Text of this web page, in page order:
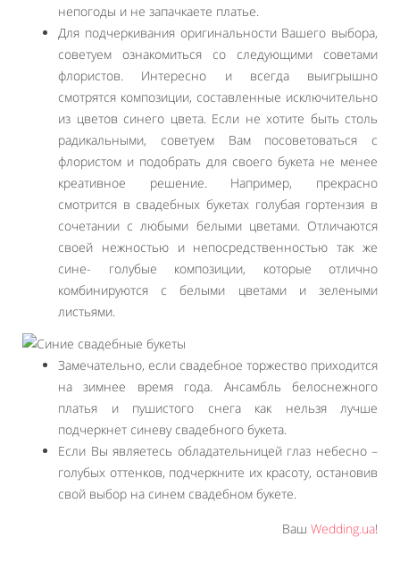
непогоды и не запачкаете платье.
Для подчеркивания оригинальности Вашего выбора,
советуем ознакомиться со следующими советами
флористов. Интересно и всегда выигрышно
смотрятся композиции, составленные исключительно
из цветов синего цвета. Если не хотите быть столь
радикальными, советуем Вам посоветоваться с
флористом и подобрать для своего букета не менее
креативное решение. Например, прекрасно
смотрится в свадебных букетах голубая гортензия в
сочетании с любыми белыми цветами. Отличаются
своей нежностью и непосредственностью так же
сине- голубые композиции, которые отлично
комбинируются с белыми цветами и зелеными
листьями.
Замечательно, если свадебное торжество приходится
на зимнее время года. Ансамбль белоснежного
платья и пушистого снега как нельзя лучше
подчеркнет синеву свадебного букета.
Если Вы являетесь обладательницей глаз небесно –
голубых оттенков, подчеркните их красоту, остановив
свой выбор на синем свадебном букете.
Ваш Wedding.ua!